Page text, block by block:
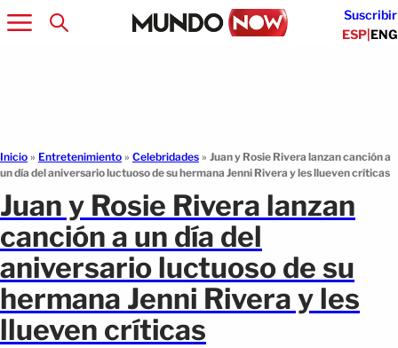
Suscribir
ESP|ENG
Inicio » Entretenimiento » Celebridades » Juan y Rosie Rivera lanzan canción a
un día del aniversario luctuoso de su hermana Jenni Rivera y les llueven críticas
Juan y Rosie Rivera lanzan
canción a un día del
aniversario luctuoso de su
hermana Jenni Rivera y les
llueven críticas